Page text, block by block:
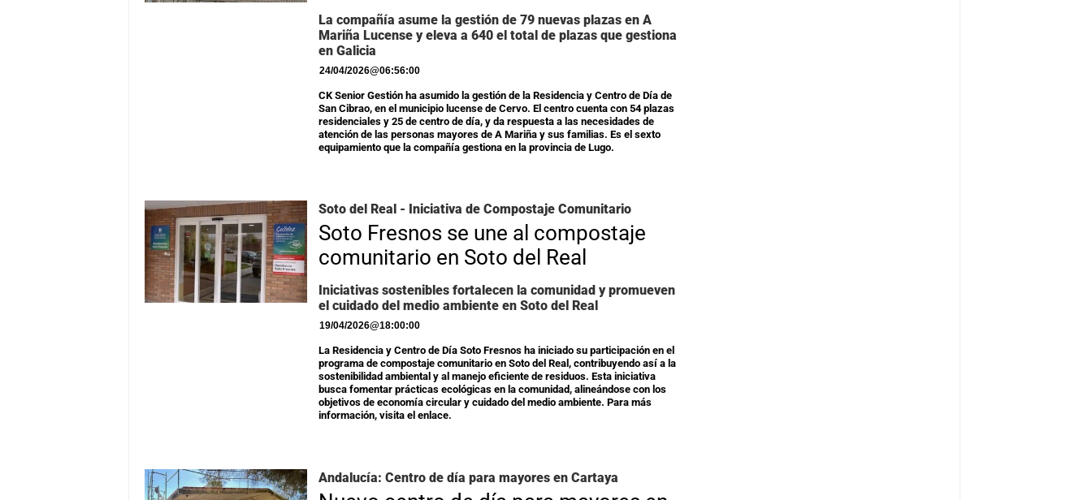
La compañía asume la gestión de 79 nuevas plazas en A
Mariña Lucense y eleva a 640 el total de plazas que gestiona
en Galicia
24/04/2026@06:56:00
CK Senior Gestión ha asumido la gestión de la Residencia y Centro de Día de
San Cibrao, en el municipio lucense de Cervo. El centro cuenta con 54 plazas
residenciales y 25 de centro de día, y da respuesta a las necesidades de
atención de las personas mayores de A Mariña y sus familias. Es el sexto
equipamiento que la compañía gestiona en la provincia de Lugo.
Soto del Real - Iniciativa de Compostaje Comunitario
Soto Fresnos se une al compostaje
comunitario en Soto del Real
Iniciativas sostenibles fortalecen la comunidad y promueven
el cuidado del medio ambiente en Soto del Real
19/04/2026@18:00:00
La Residencia y Centro de Día Soto Fresnos ha iniciado su participación en el
programa de compostaje comunitario en Soto del Real, contribuyendo así a la
sostenibilidad ambiental y al manejo eficiente de residuos. Esta iniciativa
busca fomentar prácticas ecológicas en la comunidad, alineándose con los
objetivos de economía circular y cuidado del medio ambiente. Para más
información, visita el enlace.
Andalucía: Centro de día para mayores en Cartaya